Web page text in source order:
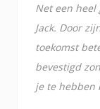
Net een heel
Jack. Door
toekomst
bevestigd
je te hebben